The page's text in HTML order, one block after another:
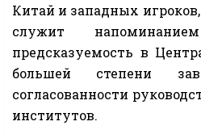
Китай и западных
служит
предсказуемость в
большей степени
согласованности
институтов.